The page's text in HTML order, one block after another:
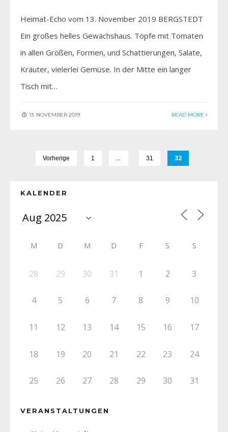
Heimat-Echo vom 13. November 2019 BERGSTEDT
Ein großes helles Gewächshaus. Töpfe mit Tomaten
in allen Größen, Formen, und Schattierungen, Salate,
Kräuter, vielerlei Gemüse. In der Mitte ein langer
Tisch mit…
13. NOVEMBER 2019 READ MORE
Vorherige 1 … 31 32
KALENDER
M D M D F S S
28 29 30 31 1 2 3
4 5 6 7 8 9 10
11 12 13 14 15 16 17
18 19 20 21 22 23 24
25 26 27 28 29 30 31
VERANSTALTUNGEN